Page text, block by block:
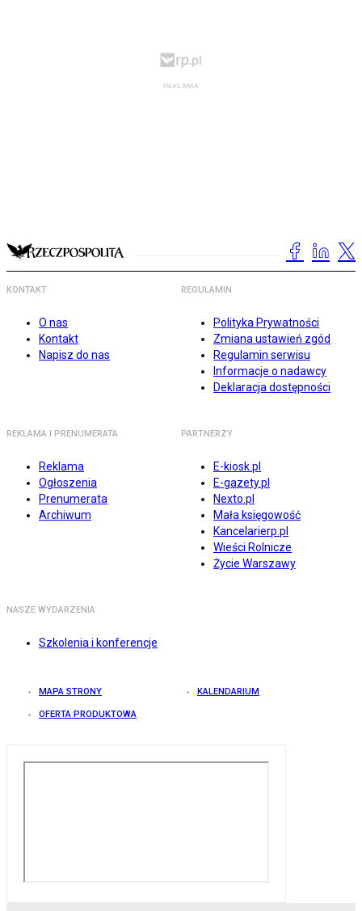
KONTAKT
O nas
Kontakt
Napisz do nas
REGULAMIN
Polityka Prywatności
Zmiana ustawień zgód
Regulamin serwisu
Informacje o nadawcy
Deklaracja dostępności
REKLAMA I PRENUMERATA
Reklama
Ogłoszenia
Prenumerata
Archiwum
PARTNERZY
E-kiosk.pl
E-gazety.pl
Nexto.pl
Mała księgowość
Kancelarierp.pl
Wieści Rolnicze
Życie Warszawy
NASZE WYDARZENIA
Szkolenia i konferencje
MAPA STRONY KALENDARIUM
OFERTA PRODUKTOWA